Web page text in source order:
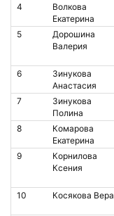
4
Волкова
Екатерина
5
Дорошина
Валерия
6
Зинукова
Анастасия
7
Зинукова
Полина
8
Комарова
Екатерина
9
Корнилова
Ксения
10 Косякова Вера